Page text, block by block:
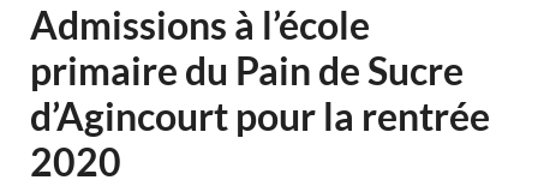
Admissions à l’école
primaire du Pain de Sucre
d’Agincourt pour la rentrée
2020